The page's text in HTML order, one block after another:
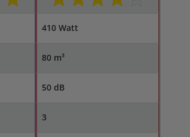
410 Watt
80 m³
50 dB
3